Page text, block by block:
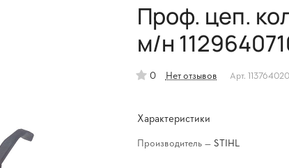
Проф. цеп.
м/н
0 Нет отзывов Арт.
Характеристики
Производитель — STIHL